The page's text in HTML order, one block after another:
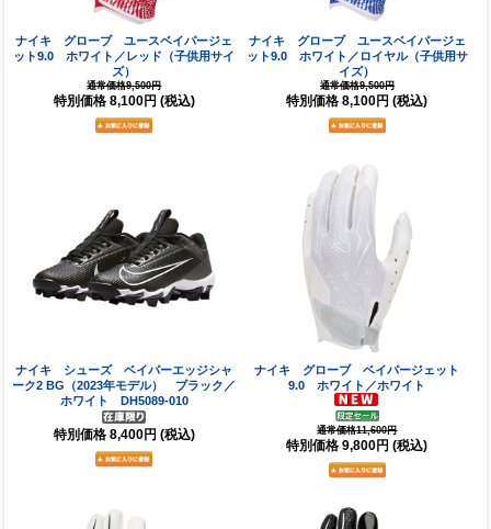
ナイキ グローブ ユースベイパージェ
ット9.0 ホワイト／レッド（子供用サイ
ズ）
通常価格9,500円
特別価格 8,100円 (税込)
ナイキ グローブ ユースベイパージェ
ット9.0 ホワイト／ロイヤル（子供用サ
イズ）
通常価格9,500円
特別価格 8,100円 (税込)
ナイキ シューズ ベイパーエッジシャ
ーク2 BG（2023年モデル） ブラック／
ホワイト DH5089-010
特別価格 8,400円 (税込)
ナイキ グローブ ベイパージェット
9.0 ホワイト／ホワイト
通常価格11,600円
特別価格 9,800円 (税込)